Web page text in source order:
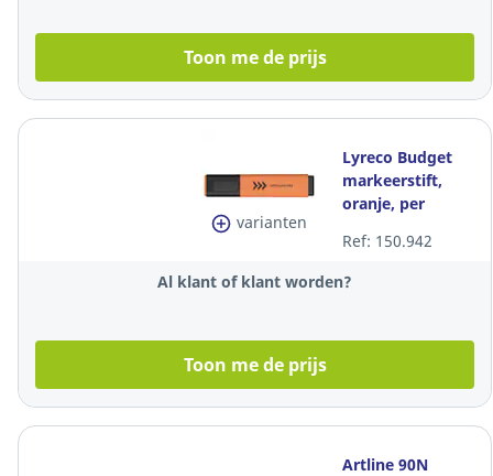
Toon me de prijs
varianten
Lyreco Budget
markeerstift,
oranje, per
Ref: 150.942
Al klant of klant worden?
Toon me de prijs
Artline 90N